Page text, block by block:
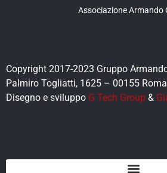
Associazione Armando
Copyright 2017-2023 Gruppo
Palmiro Togliatti, 1625 – 00155
Disegno e sviluppo G Tech Group &